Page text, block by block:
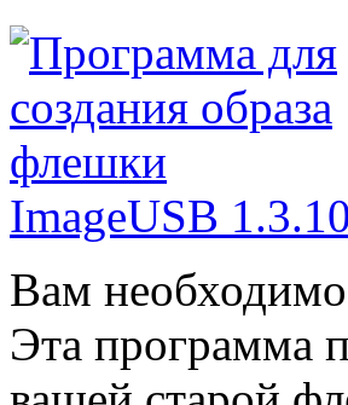
ImageUSB
Вам
Эта программа